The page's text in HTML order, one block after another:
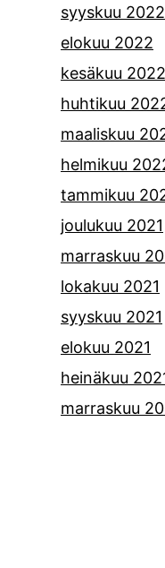
syyskuu 2022
elokuu 2022
kesäkuu 2022
huhtikuu
maaliskuu
helmikuu
tammikuu
joulukuu 2021
marraskuu
lokakuu 2021
syyskuu 2021
elokuu 2021
heinäkuu
marraskuu